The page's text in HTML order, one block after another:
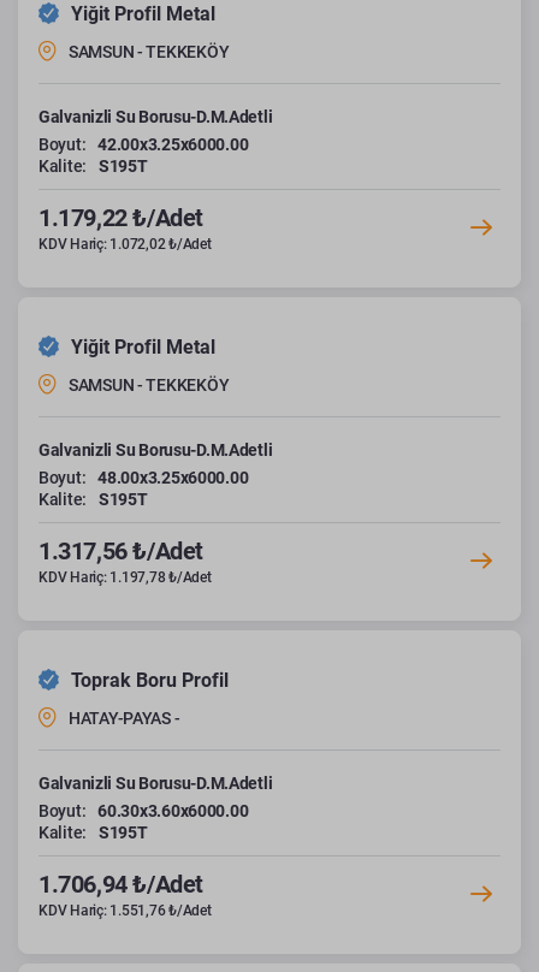
Yiğit Profil Metal
SAMSUN - TEKKEKÖY
Galvanizli Su Borusu-D.M.Adetli
Boyut:
42.00x3.25x6000.00
Kalite:
S195T
1.179,22 ₺/Adet
KDV Hariç: 1.072,02 ₺/Adet
Yiğit Profil Metal
SAMSUN - TEKKEKÖY
Galvanizli Su Borusu-D.M.Adetli
Boyut:
48.00x3.25x6000.00
Kalite:
S195T
1.317,56 ₺/Adet
KDV Hariç: 1.197,78 ₺/Adet
Toprak Boru Profil
HATAY-PAYAS -
Galvanizli Su Borusu-D.M.Adetli
Boyut:
60.30x3.60x6000.00
Kalite:
S195T
1.706,94 ₺/Adet
KDV Hariç: 1.551,76 ₺/Adet